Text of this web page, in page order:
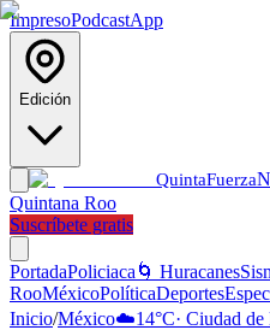
ImpresoPodcastApp
Edición
QuintaFuerza
Quintana Roo
Suscríbete gratis
PortadaPoliciaca 🌀 Huracanes
RooMéxicoPolíticaDeportes
Inicio/México☁️14°C· Ciudad